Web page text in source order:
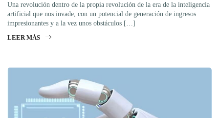
Una revolución dentro de la propia revolución de la era de la inteligencia
artificial que nos invade, con un potencial de generación de ingresos
impresionantes y a la vez unos obstáculos […]
LEER MÁS